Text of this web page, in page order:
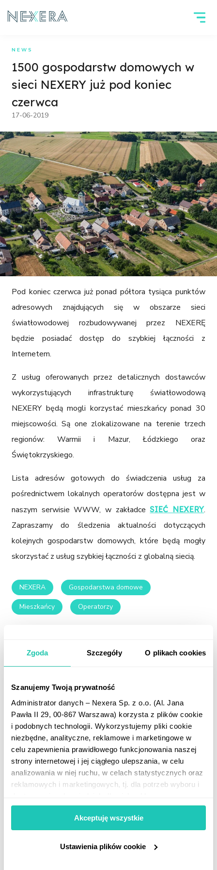
Zgoda Szczegóły O plikach cookies
Szanujemy Twoją prywatność
Administrator danych – Nexera Sp. z o.o. (Al. Jana
Pawła II 29, 00-867 Warszawa) korzysta z plików cookie
i podobnych technologii. Wykorzystujemy pliki cookie
niezbędne, analityczne, reklamowe i marketingowe w
celu zapewnienia prawidłowego funkcjonowania naszej
strony internetowej i jej ciągłego ulepszania, w celu
analizowania w niej ruchu, w celach statystycznych oraz
reklamowych i marketingowych, tj. dla potrzeb wyboru i
prowadzenia analiz i statystyk dotyczących dostarczania
i skuteczności tych reklam. Informacje o tym, w jaki
sposób Użytkownicy korzystają z naszej witryny,
udostępniamy partnerom marketingowym. Partnerzy
Akceptuję wszystkie
Ustawienia plików cookie
NEWS
1500 gospodarstw domowych w
sieci NEXERY już pod koniec
czerwca
17-06-2019
Pod koniec czerwca już ponad półtora tysiąca punktów
adresowych znajdujących się w obszarze sieci
światłowodowej rozbudowywanej przez NEXERĘ
będzie posiadać dostęp do szybkiej łączności z
Internetem.
Z usług oferowanych przez detalicznych dostawców
wykorzystujących infrastrukturę światłowodową
NEXERY będą mogli korzystać mieszkańcy ponad 30
miejscowości. Są one zlokalizowane na terenie trzech
regionów: Warmii i Mazur, Łódzkiego oraz
Świętokrzyskiego.
Lista adresów gotowych do świadczenia usług za
pośrednictwem lokalnych operatorów dostępna jest w
naszym serwisie WWW, w zakładce SIEĆ NEXERY.
Zapraszamy do śledzenia aktualności dotyczących
kolejnych gospodarstw domowych, które będą mogły
skorzystać z usług szybkiej łączności z globalną siecią.
NEXERA Gospodarstwa domowe
Mieszkańcy Operatorzy
NEWS
Konkursy NEXERY
25-05-2026